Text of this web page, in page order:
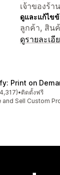
เจ้าของร้าน
ดูและแก้ไข
ลูกค้า, สิน
ดูรายละเอี
Print on
5 ดาว
4317 รีวิว
•ติดตั้งฟรี
and Sell Custom